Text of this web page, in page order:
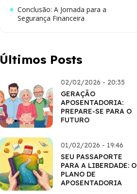
Conclusão: A Jornada para a
Segurança Financeira
Últimos Posts
02/02/2026 - 20:35
GERAÇÃO
APOSENTADORIA:
PREPARE-SE PARA O
FUTURO
01/02/2026 - 19:46
SEU PASSAPORTE
PARA A LIBERDADE: O
PLANO DE
APOSENTADORIA